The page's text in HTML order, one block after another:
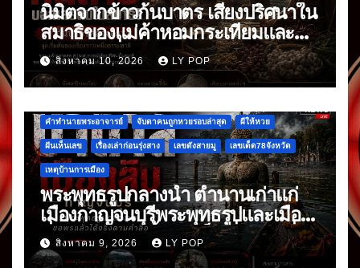
นิมิตจากข้าวก้นบาตร เสียงปริศนาใน
สมาธิของแม่ค้าหอมกระเทียมและ
พริกแห้ง ที่มาหลังจากข้าวก้นบาตร
มื้อแรก
สิงหาคม 10, 2026 LY POP
คำทำนายพระอาจารย์ จับตาคนถูกหวยรอบล่าสุด ผีให้หวย
ฝันเห็นเลข เรื่องเล่าก่อนรุ่งสาง เลขดังสายมู เลขเด็ด78จังหวัด
เหตุบ้านการเมือง
พระพุทธรูปกลางน้ำ ตำนานเก่าแก่
เมืองกาญจนบุรีพระพุทธรูปและเมือง
ที่จมหายกลางน้ำ อันเป็นเรื่องเล่าที่สืบ
ต่อกันมา
สิงหาคม 9, 2026 LY POP